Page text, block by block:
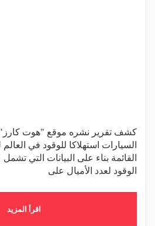
كشف تقرير نشره موقع "هوت كارز"،
القائمة بناء على البيانات التي
الوقود لعدد الأميال على
اقرأ المزيد